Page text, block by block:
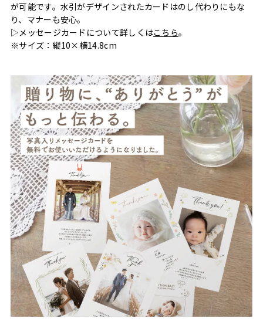
が可能です。水引がデザインされたカードはのし代わりにもな
り、マナーも安心。
▷メッセージカードについて詳しくはこちら。
※サイズ：縦10×横14.8cm